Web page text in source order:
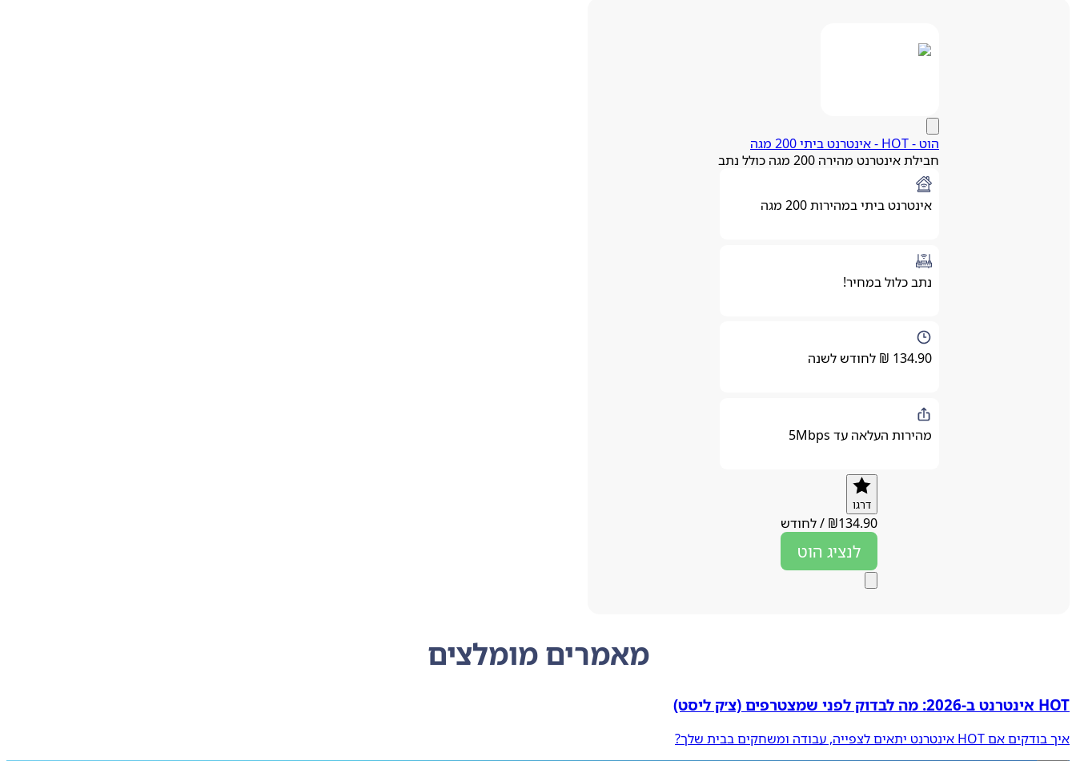
הוט - HOT - אינטרנט ביתי 200 מגה
חבילת אינטרנט מהירה 200 מגה כולל נתב
אינטרנט ביתי במהירות 200 מגה
נתב כלול במחיר!
134.90 ₪ לחודש לשנה
מהירות העלאה עד 5Mbps
דרגו
₪134.90
/לחודש
לנציג הוט
מאמרים מומלצים
HOT אינטרנט ב‑2026: מה לבדוק לפני שמצטרפים (צ׳ק ליסט)
איך בודקים אם HOT אינטרנט יתאים לצפייה, עבודה ומשחקים בבית שלך?